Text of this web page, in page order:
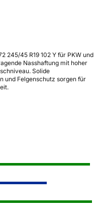
245/45 R19 102 Y für PKW und
Nasshaftung mit hoher
Solide
und Felgenschutz sorgen für